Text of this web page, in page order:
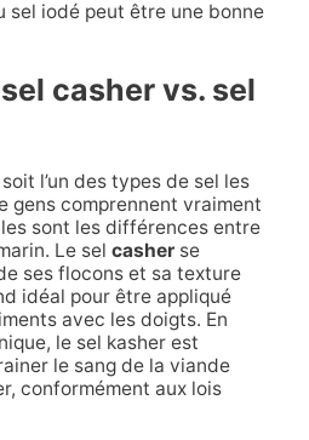
sel iodé peut être une bonne
casher vs. sel
l’un des types de sel les
gens comprennent vraiment
sont les différences entre
Le sel casherse
ses flocons et sa texture
idéal pour être appliqué
avec les doigts. En
le sel kasher est
le sang de la viande
conformément aux lois